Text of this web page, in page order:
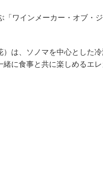
「ワインメーカー・オブ・
は、ソノマを中心とした
に食事と共に楽しめるエレ